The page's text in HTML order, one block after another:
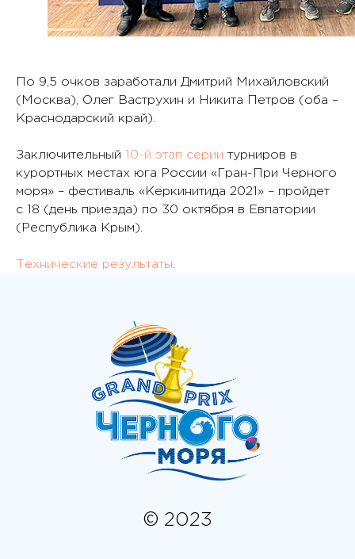
По 9,5 очков заработали Дмитрий Михайловский
(Москва), Олег Ваструхин и Никита Петров (оба –
Краснодарский край).
Заключительный 10-й этап серии турниров в
курортных местах юга России «Гран-При Черного
моря» – фестиваль «Керкинитида 2021» – пройдет
с 18 (день приезда) по 30 октября в Евпатории
(Республика Крым).
Технические результаты.
© 2023